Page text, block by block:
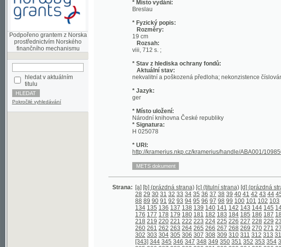
Podpořeno grantem z Norska
prostřednictvím Norského
hledat v aktuálním
titulu
Pokročilé vyhledávání
* Fyzický popis:
Rozměry:
Rozsah:
viii, 712 s. ;
* Stav z hlediska ochrany fondů:
Aktuální stav:
nekvalitní a poškozená předloha; nekonzistence číslování stran;
* Jazyk:
Národní knihovna České republiky
* Signatura:
H 025078
* URI:
http://kramerius.nkp.cz/kramerius/handle/ABA001/1098569
[b] (prázdná strana) [c] (titulní strana) [d] (prázdná strana) [I] II III
90 91 92 93 94 95
135 136 137 138 139
176 177 178 179 180 181 182 183 184 185 186 187 188 189 190
219 220 221 222 223 224 225 226 227 228 229 230 231 232
260 261 262 263 264 265 266 267 268 269 270 271 272 273 274
303 304 305 306 307 308 309 310 311 312 313 314 315 316
344 345 346 347 348 349 350 351 352 353 354 355 356
386 387 388 389 390 391 392 393 394 395 396 397 398 399
428 429 430 431 432 433 434 435 436 437 438 439 440 441
470 471 472 473 474 475 476 477 478 479 480 481 482 483
512 513 514 515 516 517 518 519 520 521 522 523 524 525
554 555 556 557 558 559 560 561 562 563 566 567 568 569
598 599 600 601 602 603 604 605 606 607 608 609 610 611